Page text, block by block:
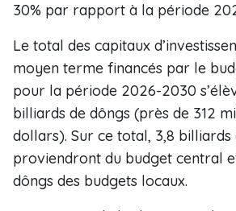
30% par rapport à la période
Le total des capitaux
moyen terme financés par le
pour la période 2026-2030
billiards de dôngs (près de 312
dollars). Sur ce total, 3,8 billiards
proviendront du budget central
dôngs des budgets locaux.